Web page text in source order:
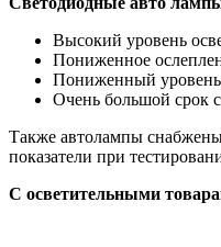
Высокий уровень
Пониженное
Пониженный уровень
Очень большой срок
Также автолампы
показатели при
С осветительными